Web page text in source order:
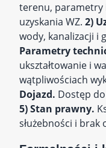
terenu, parametry
uzyskania WZ. 2)
wody, kanalizacji i
Parametry
ukształtowanie i
wątpliwościach
Dojazd. Dostęp
5) Stan prawny.
służebności i brak